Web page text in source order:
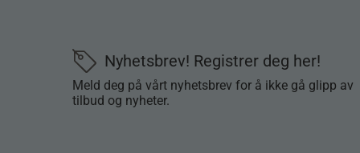
Nyhetsbrev! Registrer deg her!
Meld deg på vårt nyhetsbrev for å ikke gå glipp av
tilbud og nyheter.